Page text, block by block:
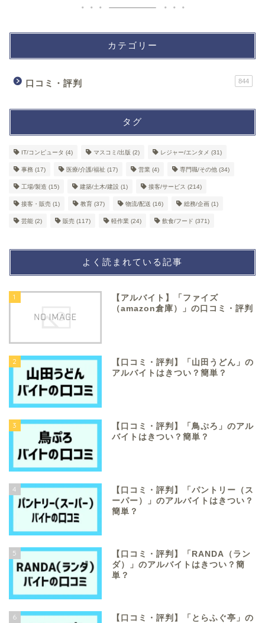
カテゴリー
口コミ・評判 844
タグ
IT/コンピュータ (4) マスコミ/出版 (2) レジャー/エンタメ (31)
事務 (17) 医療/介護/福祉 (17) 営業 (4) 専門職/その他 (34)
工場/製造 (15) 建築/土木/建設 (1) 接客/サービス (214)
接客・販売 (1) 教育 (37) 物流/配送 (16) 総務/企画 (1)
芸能 (2) 販売 (117) 軽作業 (24) 飲食/フード (371)
よく読まれている記事
1
【アルバイト】「ファイズ
（amazon倉庫）」の口コミ・評判
2
【口コミ・評判】「山田うどん」の
アルバイトはきつい？簡単？
3
【口コミ・評判】「鳥ぷろ」のアル
バイトはきつい？簡単？
4
【口コミ・評判】「パントリー（ス
ーパー）」のアルバイトはきつい？
簡単？
5
【口コミ・評判】「RANDA（ラン
ダ）」のアルバイトはきつい？簡
単？
6 【口コミ・評判】「とらふぐ亭」の